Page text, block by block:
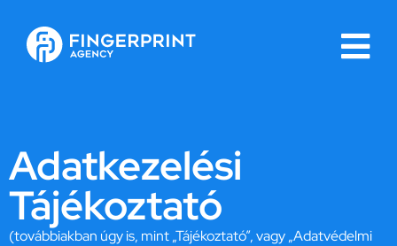
Adatkezelési
Tájékoztató
(továbbiakban úgy is, mint „Tájékoztató”, vagy „Adatvédelmi